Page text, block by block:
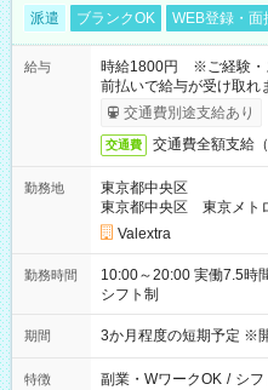
派遣 ブランクOK WEB登録・面
給与
時給1800円 ※ご経験・
前払いで給与が受け取れ
交通費別途支給あり
交通費 交通費全額支給（
勤務地
東京都中央区
東京都中央区 東京メト
Valextra
勤務時間
10:00～20:00 実働7.5時間／休憩1.5時間 営業時間に合わせた
シフト制
期間 3か月程度の短期予定 ※
特徴 副業・WワークOK / シフ